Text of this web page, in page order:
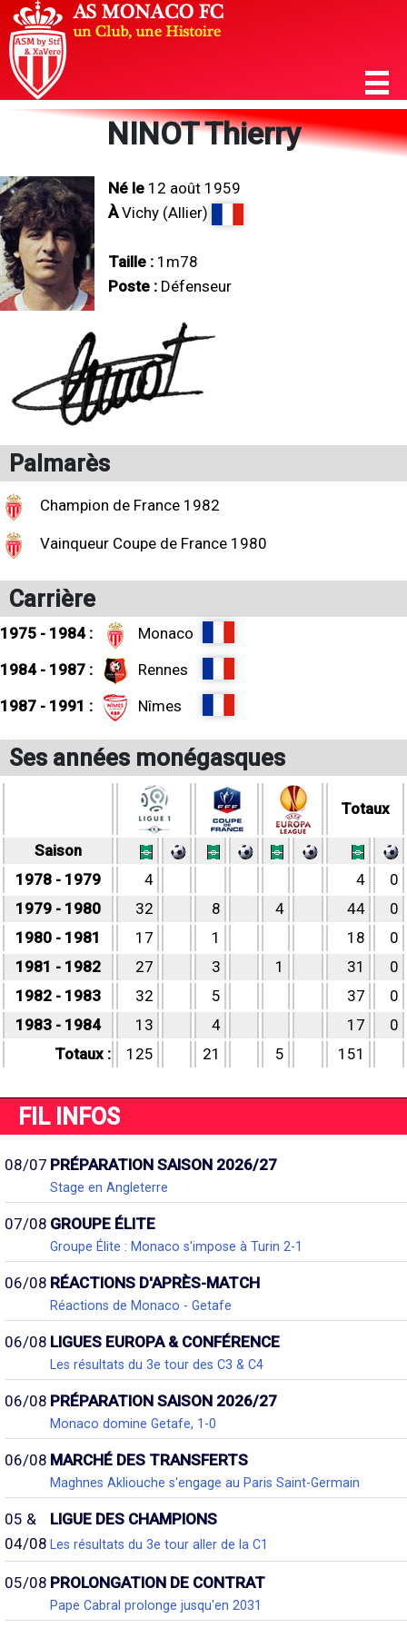
NINOT Thierry
Né le 12 août 1959
ÀVichy (Allier)
Taille : 1m78
Poste : Défenseur
Palmarès
Champion de France 1982
Vainqueur Coupe de France 1980
Carrière
1975 - 1984 :
Monaco
1984 - 1987 :
Rennes
1987 - 1991 :
Nîmes
Ses années monégasques
Totaux
Saison
1978 - 1979
4 4
0
1979 - 1980
32 8 4 44
0
1980 - 1981
17 1 18
0
1981 - 1982
27 3 1 31
0
1982 - 1983
32 5 37
0
1983 - 1984
13 4 17
0
Totaux :
125 21 5 151
FIL INFOS
08/07 PRÉPARATION SAISON 2026/27
Stage en Angleterre
07/08 GROUPE ÉLITE
Groupe Élite : Monaco s'impose à Turin 2-1
06/08 RÉACTIONS D'APRÈS-MATCH
Réactions de Monaco - Getafe
06/08 LIGUES EUROPA & CONFÉRENCE
Les résultats du 3e tour des C3 & C4
06/08 PRÉPARATION SAISON 2026/27
Monaco domine Getafe, 1-0
06/08 MARCHÉ DES TRANSFERTS
Maghnes Akliouche s'engage au Paris Saint-Germain
05 &
04/08
LIGUE DES CHAMPIONS
Les résultats du 3e tour aller de la C1
05/08 PROLONGATION DE CONTRAT
Pape Cabral prolonge jusqu'en 2031